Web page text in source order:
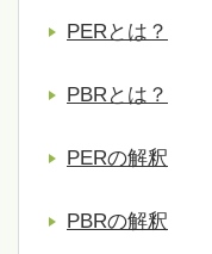
PERとは？
PBRとは？
PERの解釈
PBRの解釈